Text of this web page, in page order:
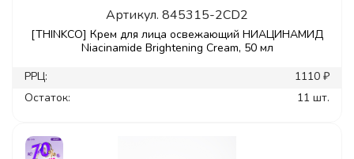
Артикул. 845315-2CD2
[THINKCO] Крем для лица освежающий НИАЦИНАМИД
Niacinamide Brightening Cream, 50 мл
РРЦ:
1110 ₽
Остаток:
11 шт.